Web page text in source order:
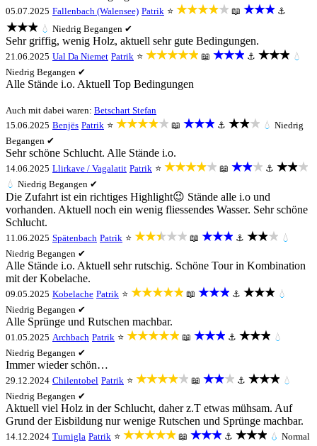
05.07.2025 Fallenbach (Walensee) Patrik ⭐ ★★★★★ 📖 ★★★ ⚓
★★★ 💧 Niedrig Begangen ✔
Sehr griffig, wenig Holz, aktuell sehr gute Bedingungen.
21.06.2025 Ual Da Niemet Patrik ⭐ ★★★★★ 📖 ★★★ ⚓ ★★★ 💧
Niedrig Begangen ✔
Alle Stände i.o. Aktuell Top Bedingungen
Auch mit dabei waren: Betschart Stefan
15.06.2025 Benjës Patrik ⭐ ★★★★★ 📖 ★★★ ⚓ ★★★ 💧 Niedrig
Begangen ✔
Sehr schöne Schlucht. Alle Stände i.o.
14.06.2025 Llirkave / Vagalatit Patrik ⭐ ★★★★★ 📖 ★★★ ⚓ ★★★
💧 Niedrig Begangen ✔
Die Zufahrt ist ein richtiges Highlight😉 Stände alle i.o und
vorhanden. Aktuell noch ein wenig fliessendes Wasser. Sehr schöne
Schlucht.
11.06.2025 Spätenbach Patrik ⭐ ★★★★★ 📖 ★★★ ⚓ ★★★ 💧
Niedrig Begangen ✔
Alle Stände i.o. Aktuell sehr rutschig. Schöne Tour in Kombination
mit der Kobelache.
09.05.2025 Kobelache Patrik ⭐ ★★★★★ 📖 ★★★ ⚓ ★★★ 💧
Niedrig Begangen ✔
Alle Sprünge und Rutschen machbar.
01.05.2025 Archbach Patrik ⭐ ★★★★★ 📖 ★★★ ⚓ ★★★ 💧
Niedrig Begangen ✔
Immer wieder schön…
29.12.2024 Chilentobel Patrik ⭐ ★★★★★ 📖 ★★★ ⚓ ★★★ 💧
Niedrig Begangen ✔
Aktuell viel Holz in der Schlucht, daher z.T etwas mühsam. Auf
Grund der Eisbildung nur wenige Rutschen und Sprünge machbar.
14.12.2024 Turnigla Patrik ⭐ ★★★★★ 📖 ★★★ ⚓ ★★★ 💧 Normal